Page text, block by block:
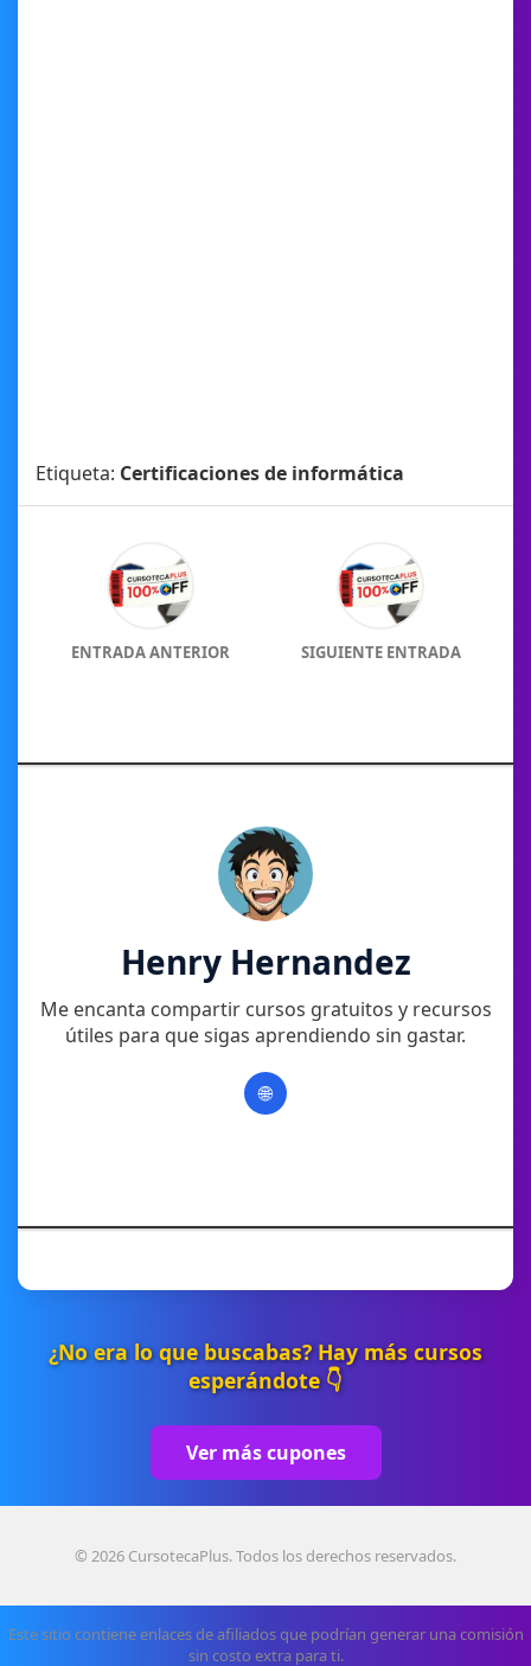
Etiqueta: Certificaciones de informática
ENTRADA ANTERIOR SIGUIENTE ENTRADA
Henry Hernandez
Me encanta compartir cursos gratuitos y recursos
útiles para que sigas aprendiendo sin gastar.
🌐
¿No era lo que buscabas? Hay más cursos
esperándote 👇
Ver más cupones
© 2026 CursotecaPlus. Todos los derechos reservados.
Este sitio contiene enlaces de afiliados que podrían generar una comisión
sin costo extra para ti.